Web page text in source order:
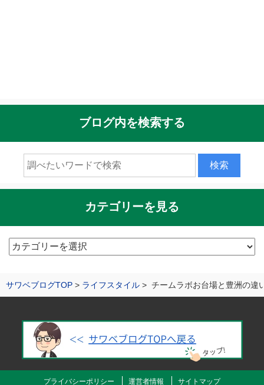
サワベブログTOP ライフスタイル チームラボお台場と豊洲の違
ブログ内を検索する
カテゴリーを見る
カ
リ
プライバシーポリシー 運営者情報 サイトマップ